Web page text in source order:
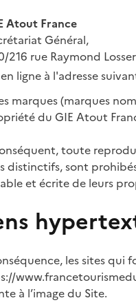
Atout France
Général,
216 rue Raymond
ligne à l'adresse
marques (marques
du GIE Atout
toute
distinctifs, sont
et écrite de leurs
les sites
à l’image du Site.